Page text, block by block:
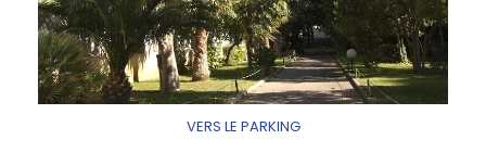
VERS LE PARKING